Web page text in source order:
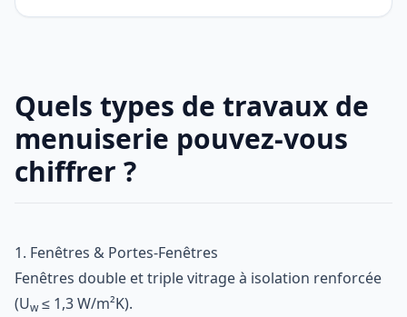
Quels types de travaux de
menuiserie pouvez-vous
chiffrer ?
1. Fenêtres & Portes-Fenêtres
Fenêtres double et triple vitrage à isolation renforcée
(Uw≤ 1,3 W/m²K).